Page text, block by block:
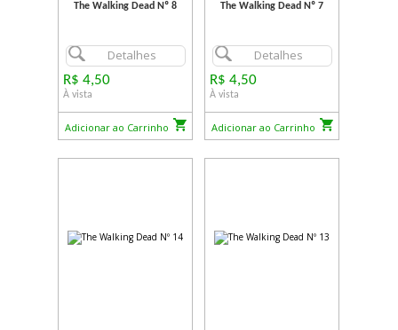
The Walking Dead Nº 8
Detalhes
R$ 4,50
À vista
Adicionar ao Carrinho
The Walking Dead Nº 7
Detalhes
R$ 4,50
À vista
Adicionar ao Carrinho